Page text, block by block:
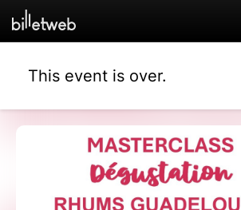
This event is over.